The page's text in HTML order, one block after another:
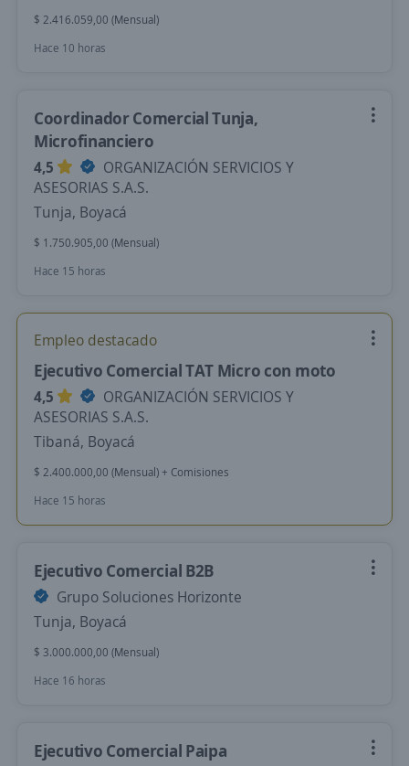
$ 2.416.059,00 (Mensual)
Hace 10 horas
Coordinador Comercial Tunja,
Microfinanciero
4,5
ORGANIZACIÓN SERVICIOS Y
ASESORIAS S.A.S.
Tunja, Boyacá
$ 1.750.905,00 (Mensual)
Hace 15 horas
Empleo destacado
Ejecutivo Comercial TAT Micro con moto
4,5
ORGANIZACIÓN SERVICIOS Y
ASESORIAS S.A.S.
Tibaná, Boyacá
$ 2.400.000,00 (Mensual) + Comisiones
Hace 15 horas
Ejecutivo Comercial B2B
Grupo Soluciones Horizonte
Tunja, Boyacá
$ 3.000.000,00 (Mensual)
Hace 16 horas
Ejecutivo Comercial Paipa